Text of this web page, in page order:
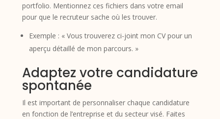
portfolio. Mentionnez ces fichiers dans votre email
pour que le recruteur sache où les trouver.
Exemple : « Vous trouverez ci-joint mon CV pour un
aperçu détaillé de mon parcours. »
Adaptez votre candidature
spontanée
Il est important de personnaliser chaque candidature
en fonction de l’entreprise et du secteur visé. Faites